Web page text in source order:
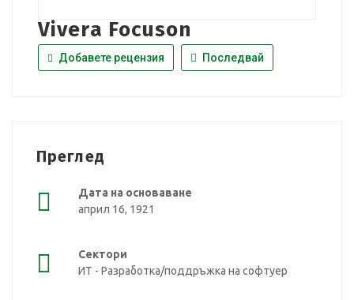
Vivera Focuson
Добавете рецензия Последвай
Преглед
Дата на основаване
април 16, 1921
Сектори
ИТ - Разработка/поддръжка на софтуер